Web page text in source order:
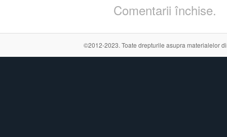
Comentarii închise.
©2012-2023. Toate drepturile asupra materialelor